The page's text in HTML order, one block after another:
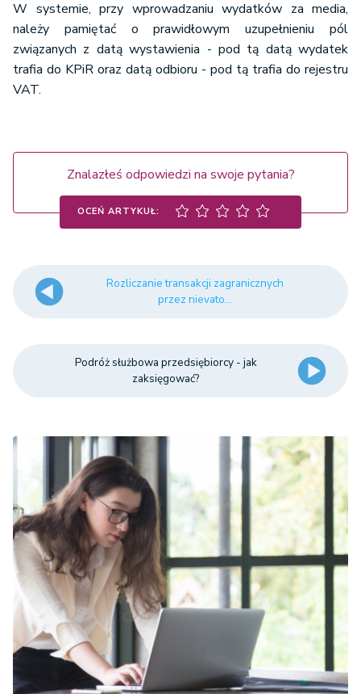
W systemie, przy wprowadzaniu wydatków za media,
należy pamiętać o prawidłowym uzupełnieniu pól
związanych z datą wystawienia - pod tą datą wydatek
trafia do KPiR oraz datą odbioru - pod tą trafia do rejestru
VAT.
Znalazłeś odpowiedzi na swoje pytania?
OCEŃ ARTYKUŁ:
Rozliczanie transakcji zagranicznych
przez nievato...
Podróż służbowa przedsiębiorcy - jak
zaksięgować?